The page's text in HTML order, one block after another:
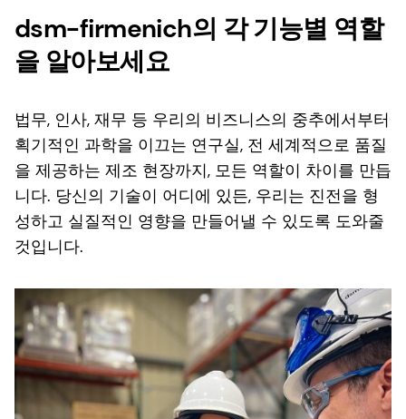
dsm-firmenich의 각 기능별 역할
을 알아보세요
법무, 인사, 재무 등 우리의 비즈니스의 중추에서부터
획기적인 과학을 이끄는 연구실, 전 세계적으로 품질
을 제공하는 제조 현장까지, 모든 역할이 차이를 만듭
니다. 당신의 기술이 어디에 있든, 우리는 진전을 형
성하고 실질적인 영향을 만들어낼 수 있도록 도와줄
것입니다.